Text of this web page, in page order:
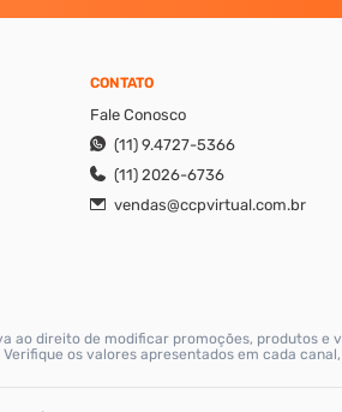
CONTATO
Fale Conosco
(11) 9.4727-5366
(11) 2026-6736
vendas@ccpvirtual.com.br
ao direito de modificar promoções, produtos e
os valores apresentados em cada